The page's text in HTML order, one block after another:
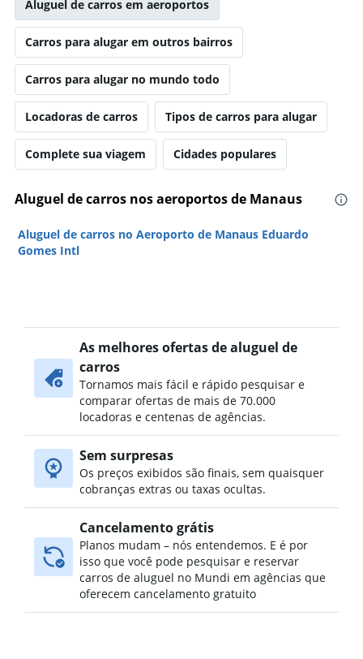
Aluguel de carros em aeroportos
Carros para alugar em outros bairros
Carros para alugar no mundo todo
Locadoras de carros Tipos de carros para alugar
Complete sua viagem Cidades populares
Aluguel de carros nos aeroportos de Manaus
Aluguel de carros no Aeroporto de Manaus Eduardo
Gomes Intl
As melhores ofertas de aluguel de
carros
Tornamos mais fácil e rápido pesquisar e
comparar ofertas de mais de 70.000
locadoras e centenas de agências.
Sem surpresas
Os preços exibidos são finais, sem quaisquer
cobranças extras ou taxas ocultas.
Cancelamento grátis
Planos mudam – nós entendemos. E é por
isso que você pode pesquisar e reservar
carros de aluguel no Mundi em agências que
oferecem cancelamento gratuito